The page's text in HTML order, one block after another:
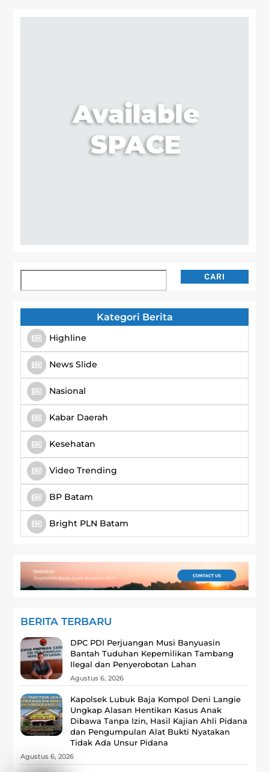
CARI
Kategori Berita
Highline
News Slide
Nasional
Kabar Daerah
Kesehatan
Video Trending
BP Batam
Bright PLN Batam
BERITA TERBARU
DPC PDI Perjuangan Musi Banyuasin
Bantah Tuduhan Kepemilikan Tambang
Ilegal dan Penyerobotan Lahan
Agustus 6, 2026
Kapolsek Lubuk Baja Kompol Deni Langie
Ungkap Alasan Hentikan Kasus Anak
Dibawa Tanpa Izin, Hasil Kajian Ahli Pidana
dan Pengumpulan Alat Bukti Nyatakan
Tidak Ada Unsur Pidana
Agustus 6, 2026